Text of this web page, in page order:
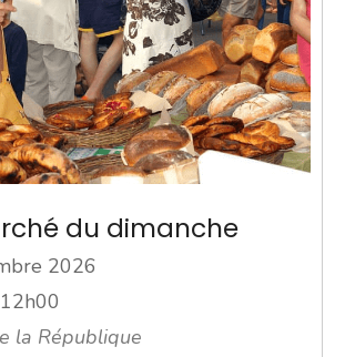
du dimanche
2026
la République